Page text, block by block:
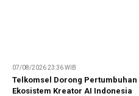
07/08/2026 23:36 WIB
Telkomsel Dorong Pertumbuhan
Ekosistem Kreator AI Indonesia